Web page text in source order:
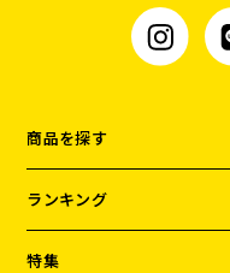
商品を探す
ランキング
特集